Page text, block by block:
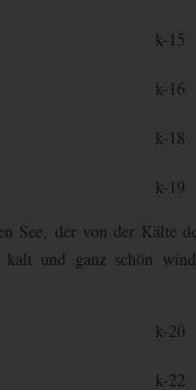
See, der von der Kälte
und ganz schön